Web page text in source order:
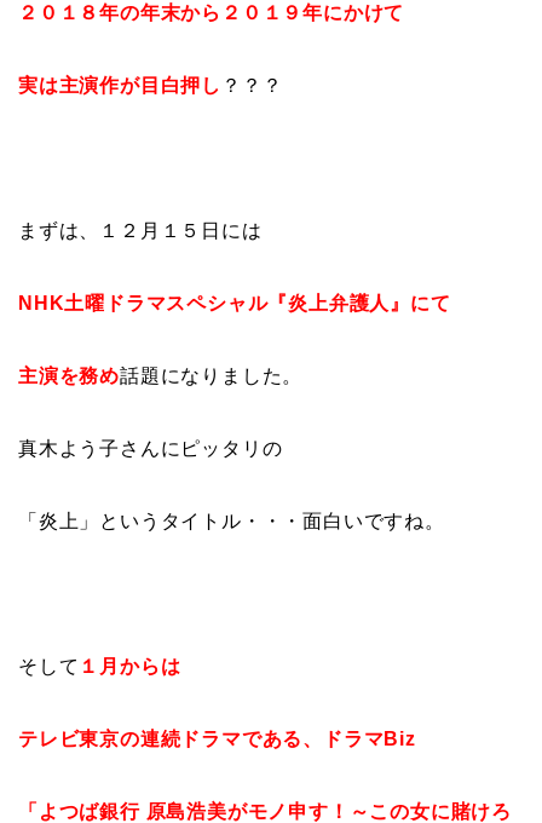
２０１８年の年末から２０１９年にかけて
実は主演作が目白押し ？？？
まずは、１２月１５日には
NHK土曜ドラマスペシャル『炎上弁護人』にて
主演を務め話題になりました。
真木よう子さんにピッタリの
「炎上」というタイトル・・・面白いですね。
そして １月からは
テレビ東京の連続ドラマである、ドラマBiz
「よつば銀行 原島浩美がモノ申す！～この女に賭けろ